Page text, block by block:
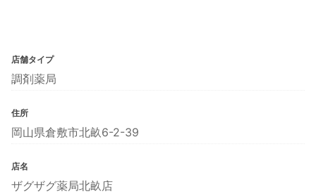
店舗タイプ
調剤薬局
住所
岡山県倉敷市北畝6-2-39
店名
ザグザグ薬局北畝店